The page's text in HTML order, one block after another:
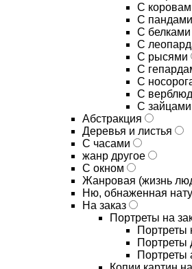
С
С пандами
С белками
С
С рысями
С
С
С
С
Абстракция
Деревья и листья
С часами
жанр другое
С окном
Жанровая (жизнь
Ню, обнаженная
На заказ
Портреты на
Портреты
Портреты
Портреты